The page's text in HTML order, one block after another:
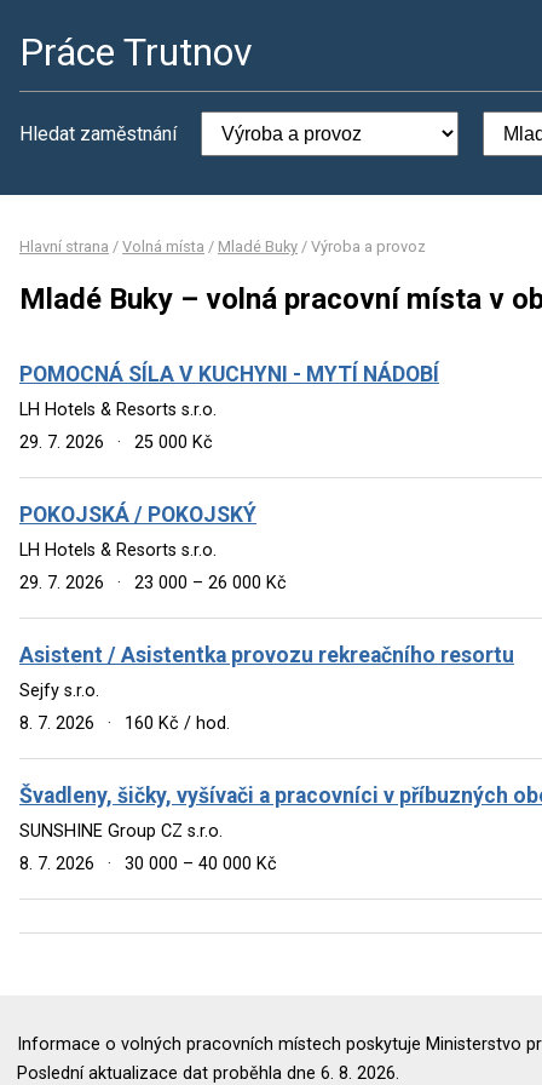
Práce Trutnov
Hledat zaměstnání
Hlavní strana / Volná místa / Mladé Buky / Výroba a provoz
Mladé Buky – volná pracovní místa v
POMOCNÁ SÍLA V KUCHYNI - MYTÍ NÁDOBÍ
LH Hotels & Resorts s.r.o.
29. 7. 2026
· 25 000 Kč
POKOJSKÁ / POKOJSKÝ
LH Hotels & Resorts s.r.o.
29. 7. 2026
· 23 000 – 26 000 Kč
Asistent / Asistentka provozu rekreačního resortu
Sejfy s.r.o.
8. 7. 2026
· 160 Kč / hod.
Švadleny, šičky, vyšívači a pracovníci v příbuzných
SUNSHINE Group CZ s.r.o.
8. 7. 2026
· 30 000 – 40 000 Kč
Informace o volných pracovních místech poskytuje Ministerstvo
Poslední aktualizace dat proběhla dne 6. 8. 2026.